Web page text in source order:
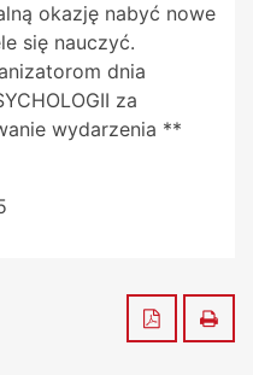
okazję nabyć nowe
się nauczyć.
dnia
za
wydarzenia **
Zapisz do